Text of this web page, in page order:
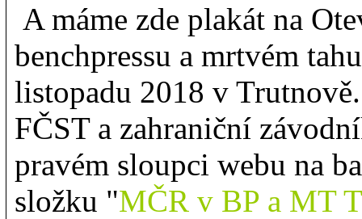
A máme zde plakát na
benchpressu a mrtvém
listopadu 2018 v
FČST a zahraniční
pravém sloupci webu na
složku "MČR v BP a MT